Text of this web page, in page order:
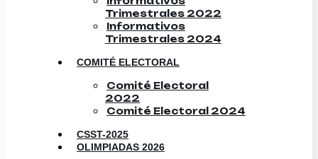
Trimestrales 2022
Informativos
Trimestrales 2024
COMITÉ ELECTORAL
Comité Electoral
2022
Comité Electoral 2024
CSST-2025
OLIMPIADAS 2026